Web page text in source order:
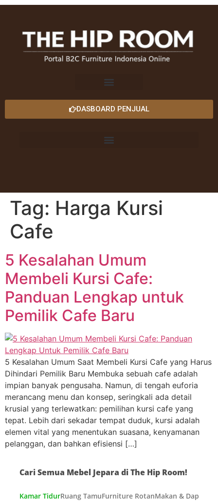
DASBOARD PENJUAL
Tag: Harga Kursi
Cafe
5 Kesalahan Umum
Membeli Kursi Cafe:
Panduan Lengkap untuk
Pemilik Cafe Baru
5 Kesalahan Umum Saat Membeli Kursi Cafe yang Harus
Dihindari Pemilik Baru Membuka sebuah cafe adalah
impian banyak pengusaha. Namun, di tengah euforia
merancang menu dan konsep, seringkali ada detail
krusial yang terlewatkan: pemilihan kursi cafe yang
tepat. Lebih dari sekadar tempat duduk, kursi adalah
elemen vital yang menentukan suasana, kenyamanan
pelanggan, dan bahkan efisiensi […]
Cari Semua Mebel Jepara di The Hip Room!
Kamar TidurRuang TamuFurniture RotanMakan & Dapur